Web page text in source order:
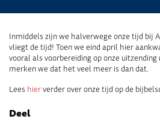
Inmiddels zijn we halverwege onze tijd bij
vliegt de tijd! Toen we eind april hier
vooral als voorbereiding op onze
merken we dat het veel meer is dan dat.
Lees hierverder over onze tijd op de
Deel